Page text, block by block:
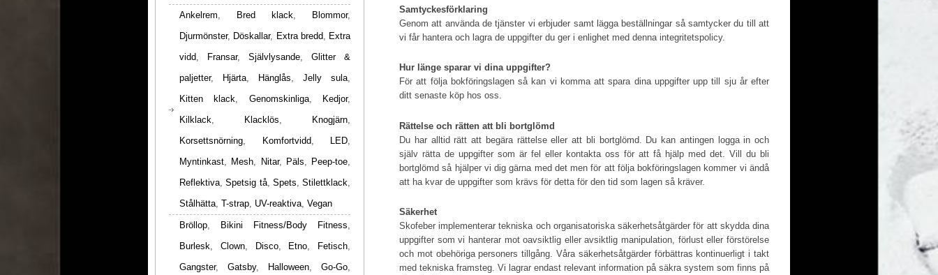
Samtyckesförklaring
Genom att använda de tjänster vi erbjuder samt lägga beställningar så samtycker du till att
vi får hantera och lagra de uppgifter du ger i enlighet med denna integritetspolicy.
Hur länge sparar vi dina uppgifter?
För att följa bokföringslagen så kan vi komma att spara dina uppgifter upp till sju år efter
ditt senaste köp hos oss.
Rättelse och rätten att bli bortglömd
Du har alltid rätt att begära rättelse eller att bli bortglömd. Du kan antingen logga in och
själv rätta de uppgifter som är fel eller kontakta oss för att få hjälp med det. Vill du bli
bortglömd så hjälper vi dig gärna med det men för att följa bokföringslagen kommer vi ändå
att ha kvar de uppgifter som krävs för detta för den tid som lagen så kräver.
Säkerhet
Skofeber implementerar tekniska och organisatoriska säkerhetsåtgärder för att skydda dina
uppgifter som vi hanterar mot oavsiktlig eller avsiktlig manipulation, förlust eller förstörelse
och mot obehöriga personers tillgång. Våra säkerhetsåtgärder förbättras kontinuerligt i takt
med tekniska framsteg. Vi lagrar endast relevant information på säkra system som finns på
Ankelrem, Bred klack, Blommor,
Djurmönster, Döskallar, Extra bredd, Extra
vidd, Fransar, Självlysande, Glitter &
paljetter, Hjärta, Hänglås, Jelly sula,
Kitten klack, Genomskinliga, Kedjor,
Kilklack, Klacklös, Knogjärn,
Korsettsnörning, Komfortvidd, LED,
Myntinkast, Mesh, Nitar, Päls, Peep-toe,
Reflektiva,Spetsig tå, Spets, Stilettklack,
Stålhätta, T-strap, UV-reaktiva, Vegan
Bröllop, Bikini Fitness/Body Fitness,
Burlesk, Clown, Disco, Etno, Fetisch,
Gangster, Gatsby, Halloween, Go-Go,